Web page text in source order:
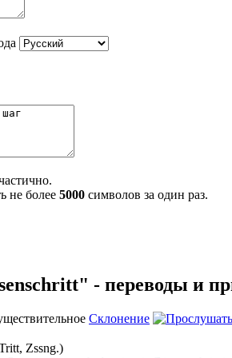
не более 5000 символов за один раз.
- переводы и
Склонение
Zssng.)